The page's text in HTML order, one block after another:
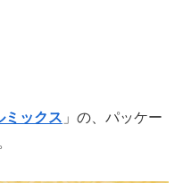
ミックス 」の、パッケー